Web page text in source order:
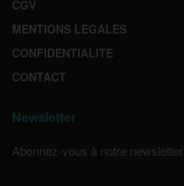
CGV
MENTIONS LEGALES
CONFIDENTIALITE
CONTACT
Newsletter
Abonnez-vous à notre newsletter